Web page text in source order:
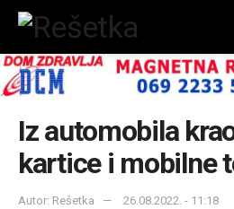
Iz automobila
kartice i mobilne
Autor: Rešetka 26.08.2022. - 11:18